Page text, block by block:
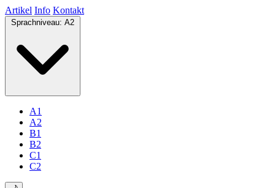
Artikel Info Kontakt
Sprachniveau: A2
A1
A2
B1
B2
C1
C2